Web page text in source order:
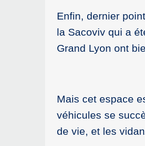
Enfin, dernier
la Sacoviv qui a
Grand Lyon ont
Mais cet espace
véhicules se
de vie, et les